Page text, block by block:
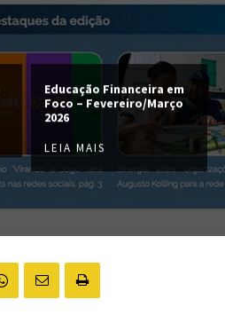
Educação Financeira em
Foco – Fevereiro/Março
2026
LEIA MAIS